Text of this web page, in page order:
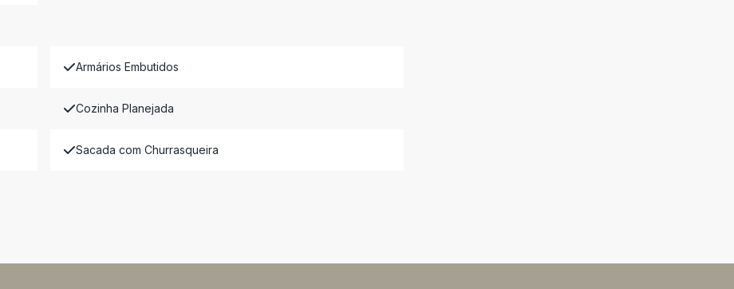
Armários Embutidos
Cozinha Planejada
Sacada com Churrasqueira